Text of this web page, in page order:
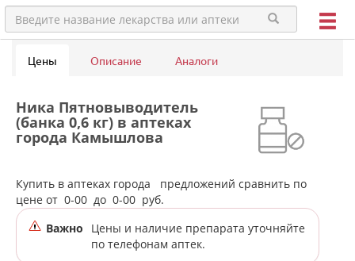
Цены Описание Аналоги
Ника Пятновыводитель
(банка 0,6 кг) в аптеках
города Камышлова
Купить в аптеках города
предложений сравнить по
цене от 0-00 до 0-00 руб.
Важно
Цены и наличие препарата уточняйте
по телефонам аптек.